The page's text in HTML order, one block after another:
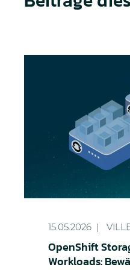
15.05.2026
OpenShift
Workloads: